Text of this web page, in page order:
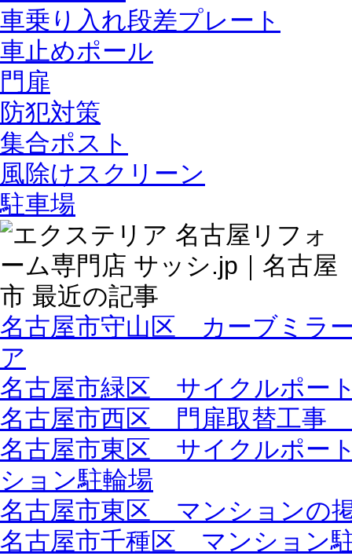
車乗り入れ段差プレート
車止めポール
門扉
防犯対策
集合ポスト
風除けスクリーン
駐車場
名古屋市守山区 カーブミラ
ア
名古屋市緑区 サイクルポー
名古屋市西区 門扉取替工事
名古屋市東区 サイクルポー
ション駐輪場
名古屋市東区 マンションの
名古屋市千種区 マンション